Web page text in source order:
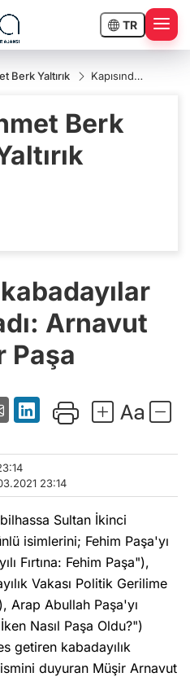
TR
Berk Yaltırık
Kapısında
olmadı:
Arnavut
Berk
Arnavut
Paşa
23:14
Sultan İkinci
isimlerini; Fehim Paşa'yı
Fırtına: Fehim Paşa"),
Vakası Politik Gerilime
Arap Abullah Paşa'yı
Nasıl Paşa Oldu?")
getiren kabadayılık
duyuran Müşir Arnavut